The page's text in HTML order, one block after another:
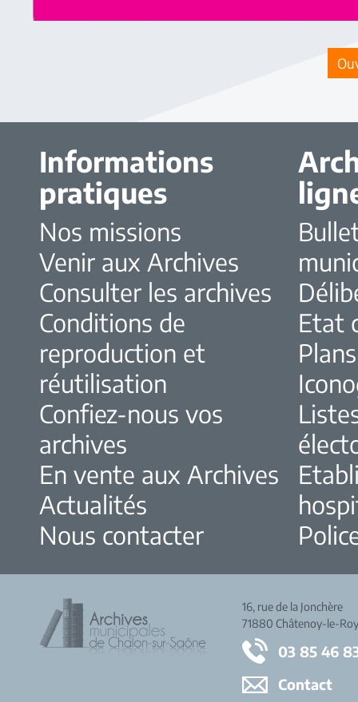
Informations
pratiques
Nos missions
Venir aux Archives
Consulter les archives
Conditions de
reproduction et
réutilisation
Confiez-nous vos
archives
En vente aux Archives
Actualités
Nous contacter
Etat
Plans
16, rue de la Jonchère
71880 Châtenoy-le-
03 85 46
Contact